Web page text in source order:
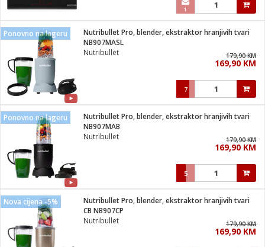
1
Ponovno na lageru
Nutribullet Pro, blender, ekstraktor hranjivih tvari
NB907MASL
Nutribullet
179,90 KM
169,90 KM
7
Ponovno na lageru
Nutribullet Pro, blender, ekstraktor hranjivih tvari
NB907MAB
Nutribullet
179,90 KM
169,90 KM
5
Nova cijena -5%
Nutribullet Pro, blender, ekstraktor hranjivih tvari
CB NB907CP
Nutribullet
179,90 KM
169,90 KM